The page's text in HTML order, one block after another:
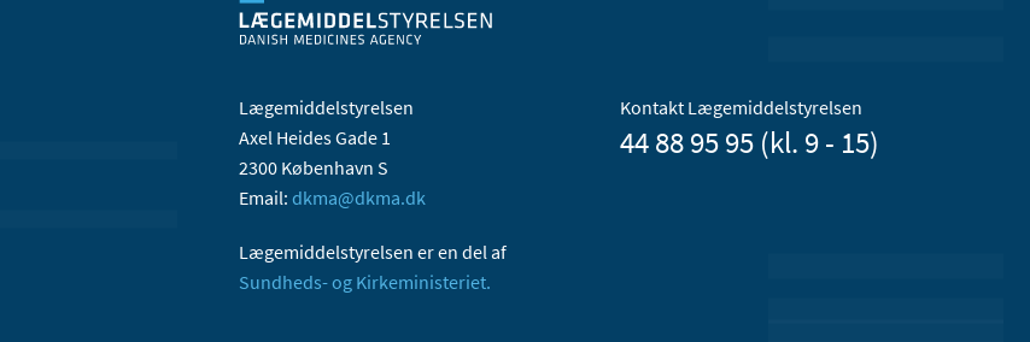
Lægemiddelstyrelsen
Axel Heides Gade 1
2300 København S
Email: dkma@dkma.dk
Lægemiddelstyrelsen er en del af
Sundheds- og Kirkeministeriet.
Kontakt Lægemiddelstyrelsen
44 88 95 95 (kl. 9 - 15)